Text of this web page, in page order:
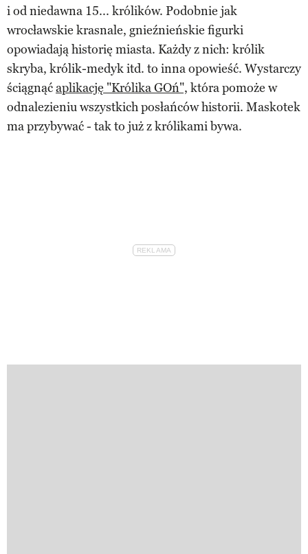
i od niedawna 15... królików. Podobnie jak
wrocławskie krasnale, gnieźnieńskie figurki
opowiadają historię miasta. Każdy z nich: królik
skryba, królik-medyk itd. to inna opowieść. Wystarczy
ściągnąćaplikację "Królika GOń", która pomoże w
odnalezieniu wszystkich posłańców historii. Maskotek
ma przybywać - tak to już z królikami bywa.